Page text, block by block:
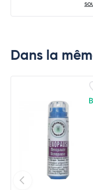
Dans la